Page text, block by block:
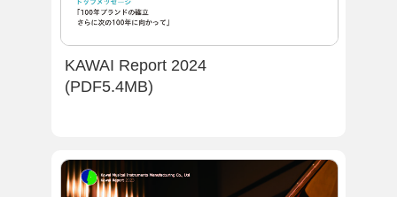
KAWAI Report 2024
(PDF5.4MB)